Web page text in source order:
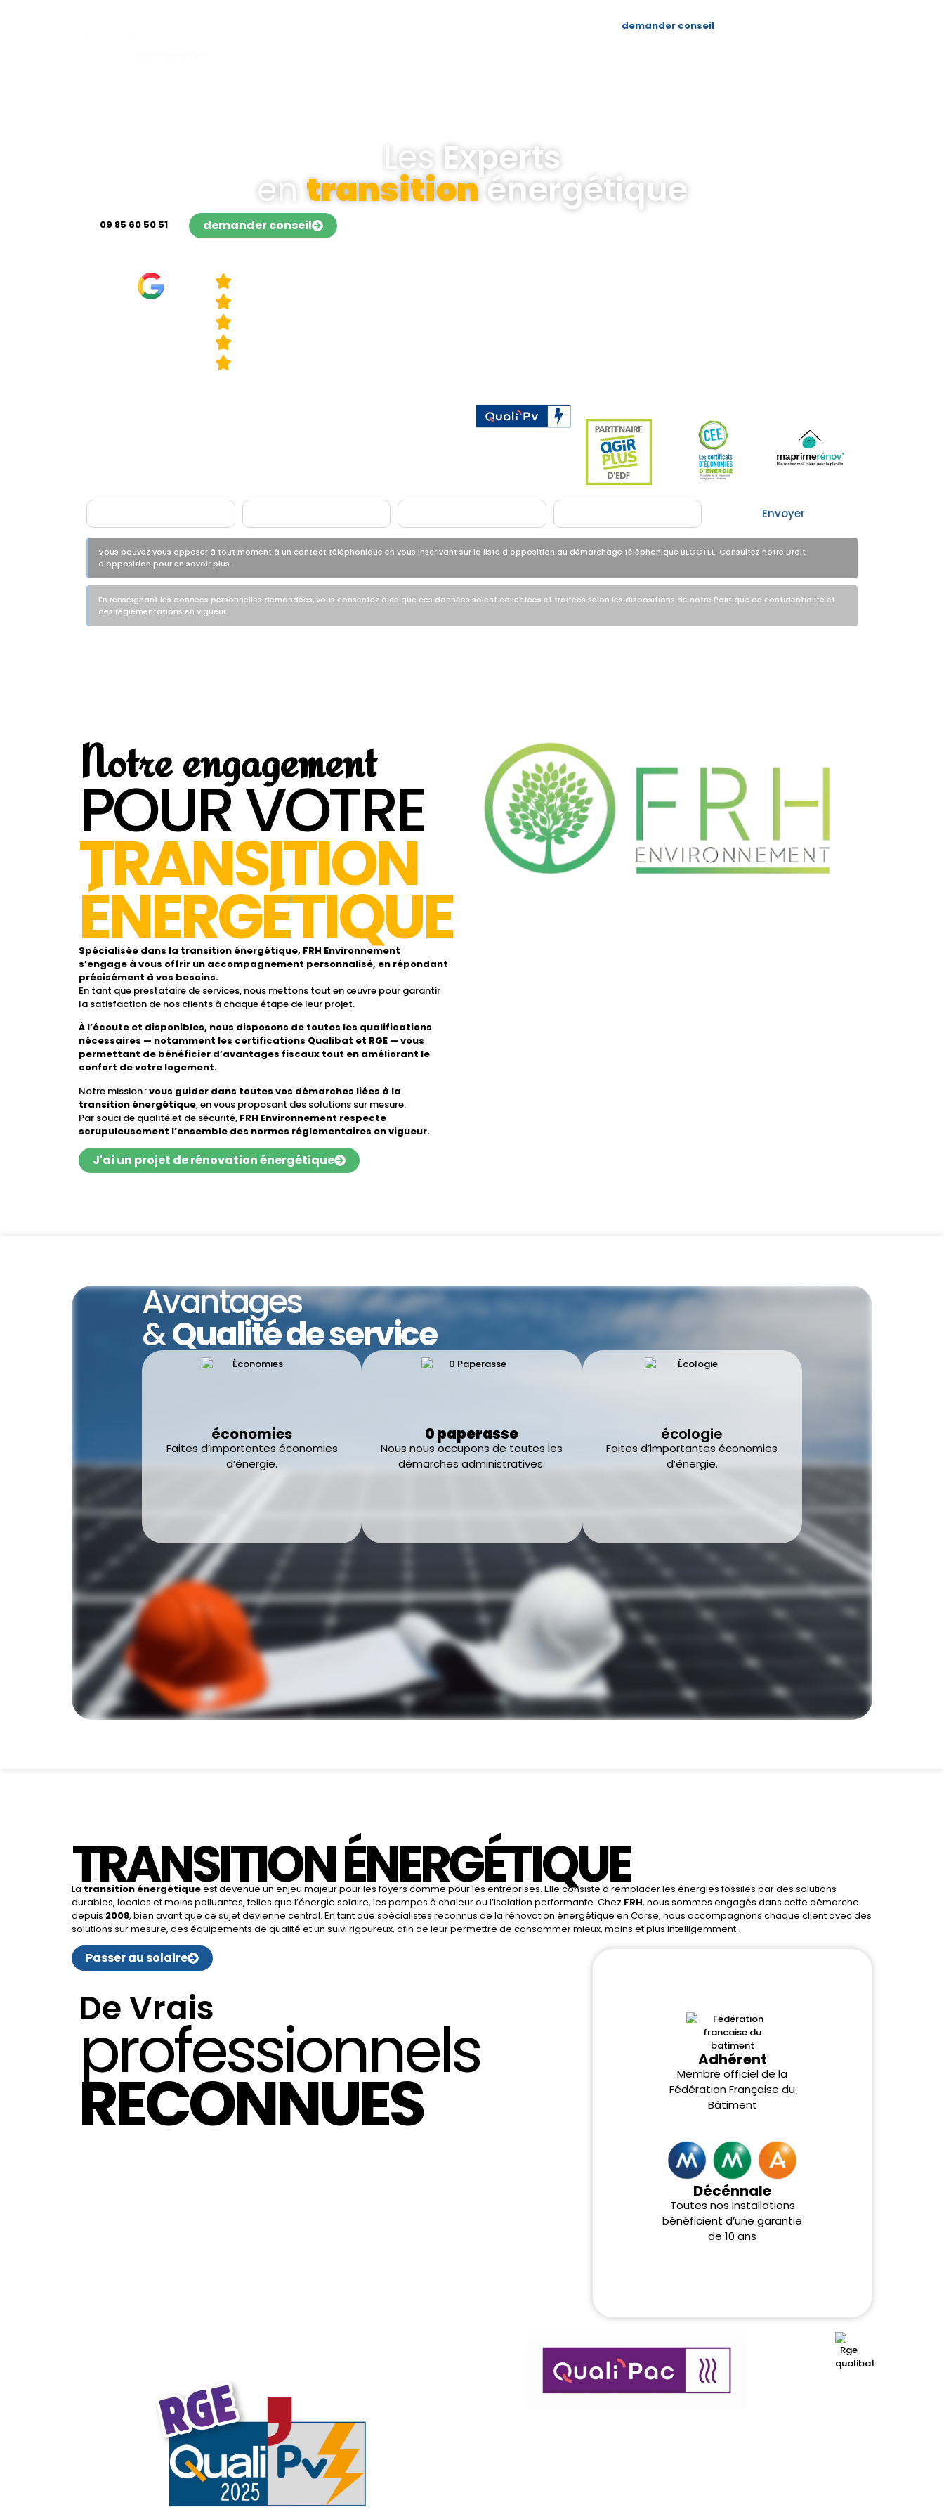
demander conseil
Les Experts
en transitionénergétique
09 85 60 50 51 demander conseil
Envoyer
Vous pouvez vous opposer à tout moment à un contact téléphonique en vous inscrivant sur la liste d'opposition au démarchage téléphonique BLOCTEL. Consultez notre Droit
d'opposition pour en savoir plus.
En renseignant les données personnelles demandées, vous consentez à ce que ces données soient collectées et traitées selon les dispositions de notre Politique de confidentialité et
des réglementations en vigueur.
Notre engagement
POUR VOTRE
TRANSITION
ÉNERGÉTIQUE
Spécialisée dans la transition énergétique, FRH Environnement
s’engage à vous offrir un accompagnement personnalisé, en répondant
précisément à vos besoins.
En tant que prestataire de services, nous mettons tout en œuvre pour garantir
la satisfaction de nos clients à chaque étape de leur projet.
À l’écoute et disponibles, nous disposons de toutes les qualifications
nécessaires — notamment les certifications Qualibat et RGE — vous
permettant de bénéficier d’avantages fiscaux tout en améliorant le
confort de votre logement.
Notre mission :vous guider dans toutes vos démarches liées à la
transition énergétique, en vous proposant des solutions sur mesure.
Par souci de qualité et de sécurité, FRH Environnement respecte
scrupuleusement l’ensemble des normes réglementaires en vigueur.
J'ai un projet de rénovation énergétique
Avantages
&Qualité de service
économies
Faites d’importantes économies
d’énergie.
0 paperasse
Nous nous occupons de toutes les
démarches administratives.
écologie
Faites d’importantes économies
d’énergie.
TRANSITION ÉNERGÉTIQUE
La transition énergétiqueest devenue un enjeu majeur pour les foyers comme pour les entreprises. Elle consiste à remplacer les énergies fossiles par des solutions
durables, locales et moins polluantes, telles que l’énergie solaire, les pompes à chaleur ou l’isolation performante. Chez FRH, nous sommes engagés dans cette démarche
depuis 2008, bien avant que ce sujet devienne central. En tant que spécialistes reconnus de la rénovation énergétique en Corse, nous accompagnons chaque client avec des
solutions sur mesure, des équipements de qualité et un suivi rigoureux, afin de leur permettre de consommer mieux, moins et plus intelligemment.
Passer au solaire
De Vrais
professionnels
RECONNUES
Adhérent
Membre officiel de la
Fédération Française du
Bâtiment
Décénnale
Toutes nos installations
bénéficient d’une garantie
de 10 ans